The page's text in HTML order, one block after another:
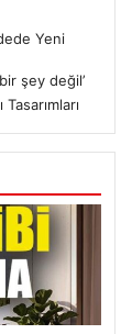
Yeni
şey değil’